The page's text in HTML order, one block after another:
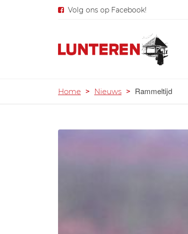
Volg ons op Facebook!
Home > Nieuws > Rammeltijd